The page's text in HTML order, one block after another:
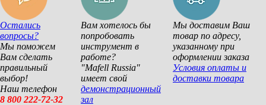
Остались
вопросы?
Мы поможем
Вам сделать
правильный
выбор!
Наш телефон
8 800 222-72-32
Вам хотелось бы
попробовать
инструмент в
работе?
"Mafell Russia"
имеет свой
демонстрационный
зал
Мы доставим Ваш
товар по адресу,
указанному при
оформлении заказа
Условия оплаты и
доставки товара